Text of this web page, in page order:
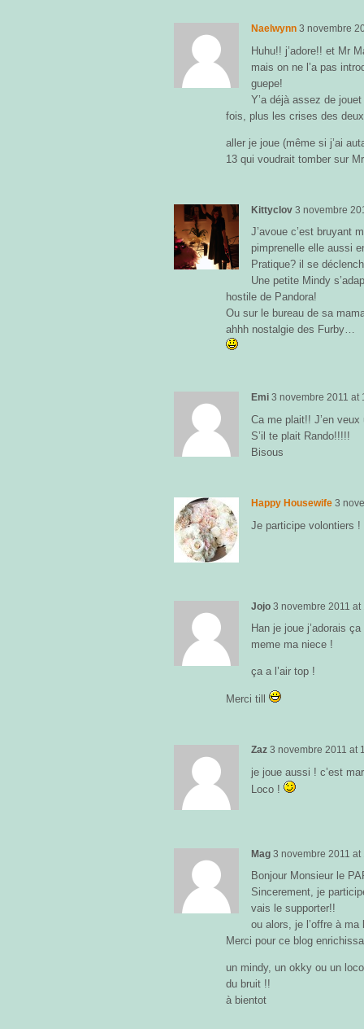
Naelwynn 3 novembre
Huhu!! j’adore!! et Mr
mais on ne l’a pas
guepe!
Y’a déjà assez de
fois, plus les crises des
aller je joue (même si j’ai
13 qui voudrait tomber sur
Kittyclov 3 novembre
J’avoue c’est bruyant
pimprenelle elle aussi
Pratique? il se
Une petite Mindy
hostile de Pandora!
Ou sur le bureau de sa
ahhh nostalgie des Furby…
Emi 3 novembre 2011 at
Ca me plait!! J’en veux
S’il te plait Rando!!!!!
Bisous
Happy Housewife 3
Je participe volontiers
Jojo 3 novembre 2011 at
Han je joue j’adorais
meme ma niece !
ça a l’air top !
Merci till
Zaz 3 novembre 2011 at
je joue aussi ! c’est
Loco !
Mag 3 novembre 2011 at
Bonjour Monsieur le
Sincerement, je
vais le supporter!!
ou alors, je l’offre à
Merci pour ce blog
un mindy, un okky ou un
du bruit !!
à bientot